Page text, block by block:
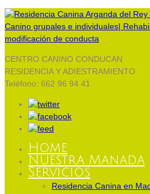
CENTRO CANINO CONDUCAN
RESIDENCIA Y ADIESTRAMIENTO
Teléfono: 662 96 94 41
Home
Nuestra Manada
Servicios
Residencia Canina en